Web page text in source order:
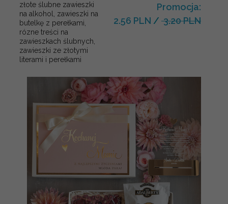
złote ślubne zawieszki
na alkohol, zawieszki na
butelkę z perełkami,
rózne treści na
zawieszkach ślubnych,
zawieszki ze złotymi
literami i perełkami
Promocja:
2.56 PLN / 3.20 PLN